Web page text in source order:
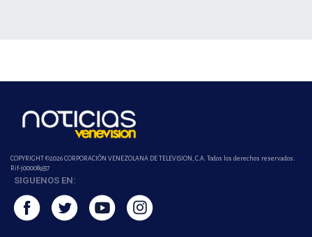
COPYRIGHT ©2026 CORPORACIÓN VENEZOLANA DE TELEVISION, C.A. Todos los derechos reservados.
Rif-j000089337
SIGUENOS EN: